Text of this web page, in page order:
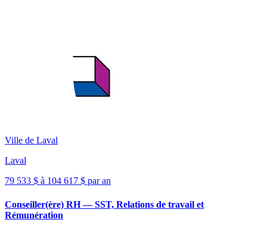
Ville de Laval
Laval
79 533 $ à 104 617 $ par an
Conseiller(ère) RH — SST, Relations de travail et
Rémunération